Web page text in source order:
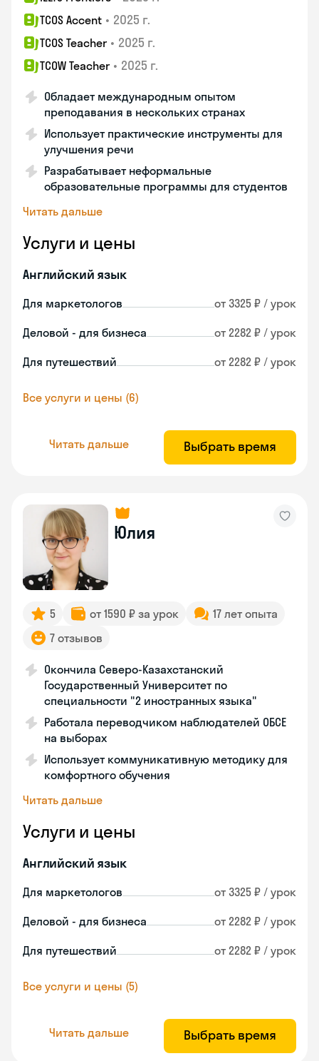
TCOS Accent • 2025 г.
TCOS Teacher • 2025 г.
TCOW Teacher • 2025 г.
Обладает международным опытом
преподавания в нескольких странах
Использует практические инструменты для
улучшения речи
Разрабатывает неформальные
образовательные программы для студентов
Читать дальше
Услуги и цены
Английский язык
Для маркетологов от 3325 ₽ / урок
Деловой - для бизнеса от 2282 ₽ / урок
Для путешествий от 2282 ₽ / урок
Все услуги и цены (6)
Читать дальше Выбрать время
Юлия
5 от 1590 ₽ за урок
17 лет опыта
7 отзывов
Окончила Северо-Казахстанский
Государственный Университет по
специальности "2 иностранных языка"
Работала переводчиком наблюдателей ОБСЕ
на выборах
Использует коммуникативную методику для
комфортного обучения
Читать дальше
Услуги и цены
Английский язык
Для маркетологов от 3325 ₽ / урок
Деловой - для бизнеса от 2282 ₽ / урок
Для путешествий от 2282 ₽ / урок
Все услуги и цены (5)
Читать дальше Выбрать время